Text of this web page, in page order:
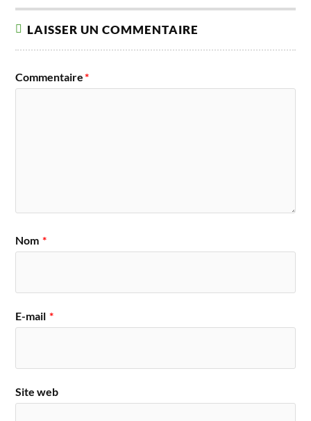
LAISSER UN COMMENTAIRE
Commentaire*
Nom *
E-mail *
Site web